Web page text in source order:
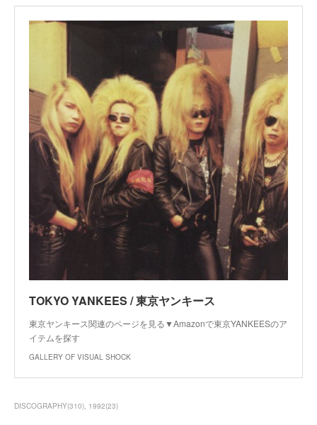
TOKYO YANKEES / 東京ヤンキース
東京ヤンキース関連のページを見る▼Amazonで東京YANKEESのア
イテムを探す
GALLERY OF VISUAL SHOCK
DISCOGRAPHY(310) 1992(23)